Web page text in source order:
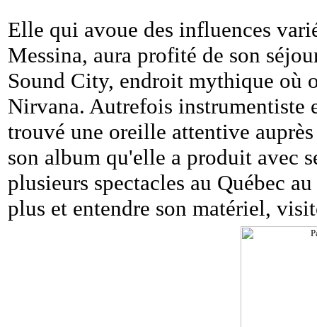
Elle qui avoue des influences
Messina, aura profité de son
Sound City, endroit mythique où
Nirvana. Autrefois instrumentiste
trouvé une oreille attentive
son album qu'elle a produit avec
plusieurs spectacles au Québec
plus et entendre son matériel,